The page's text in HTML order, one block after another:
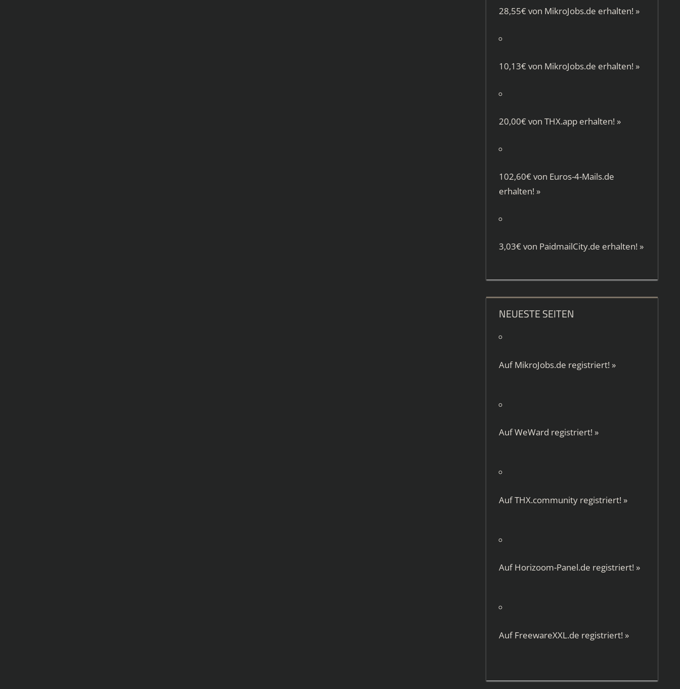
28,55€ von MikroJobs.de erhalten! »
10,13€ von MikroJobs.de erhalten! »
20,00€ vonTHX.app erhalten! »
102,60€ von Euros-4-Mails.de
erhalten! »
3,03€ von PaidmailCity.de erhalten! »
NEUESTE SEITEN
AufMikroJobs.de registriert! »
AufWeWard registriert! »
AufTHX.community registriert! »
AufHorizoom-Panel.de registriert! »
AufFreewareXXL.de registriert! »